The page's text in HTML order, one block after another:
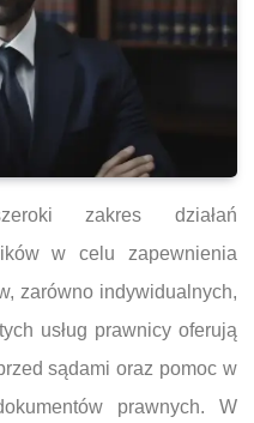
zakres działań
w celu zapewnienia
zarówno indywidualnych,
usług prawnicy oferują
sądami oraz pomoc w
prawnych. W